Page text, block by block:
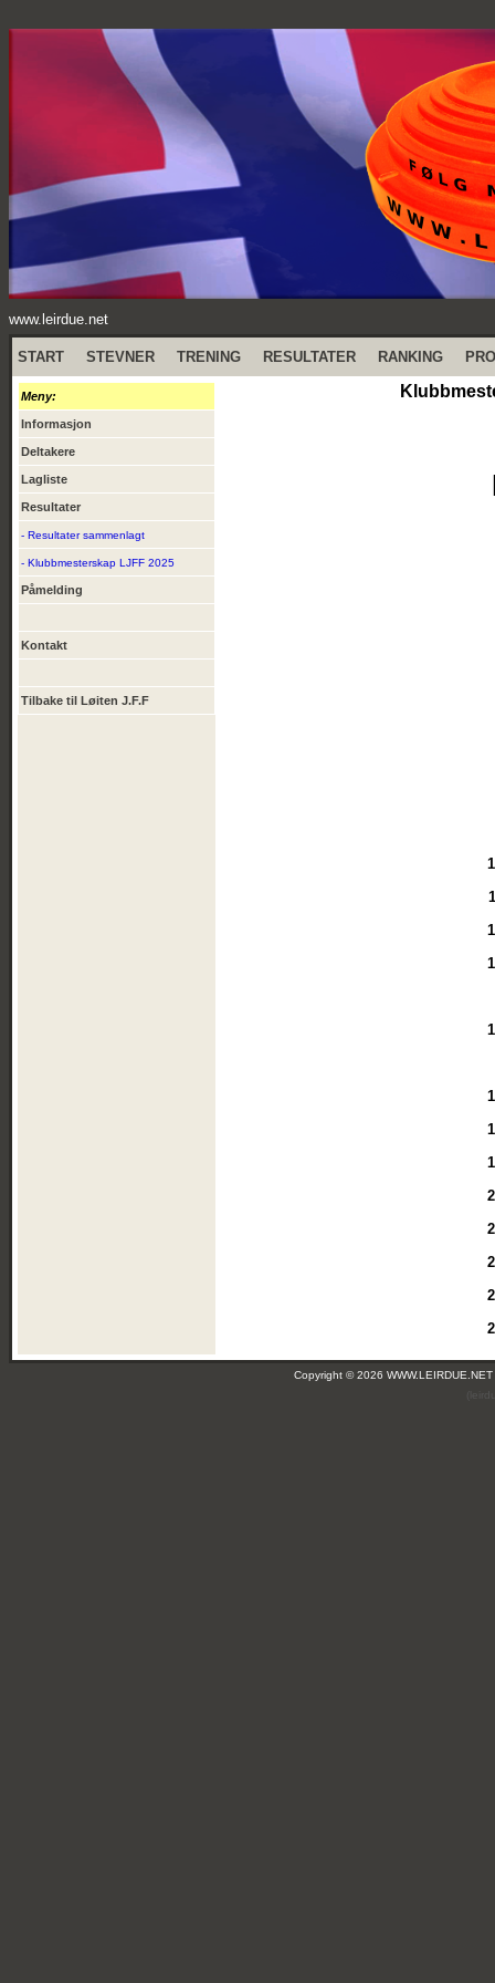
www.leirdue.net
START STEVNER TRENING RESULTATER RANKING
Meny:
Informasjon
Deltakere
Lagliste
Resultater
- Resultater sammenlagt
- Klubbmesterskap LJFF 2025
Påmelding
Kontakt
Tilbake til Løiten J.F.F
Copyright © 2026